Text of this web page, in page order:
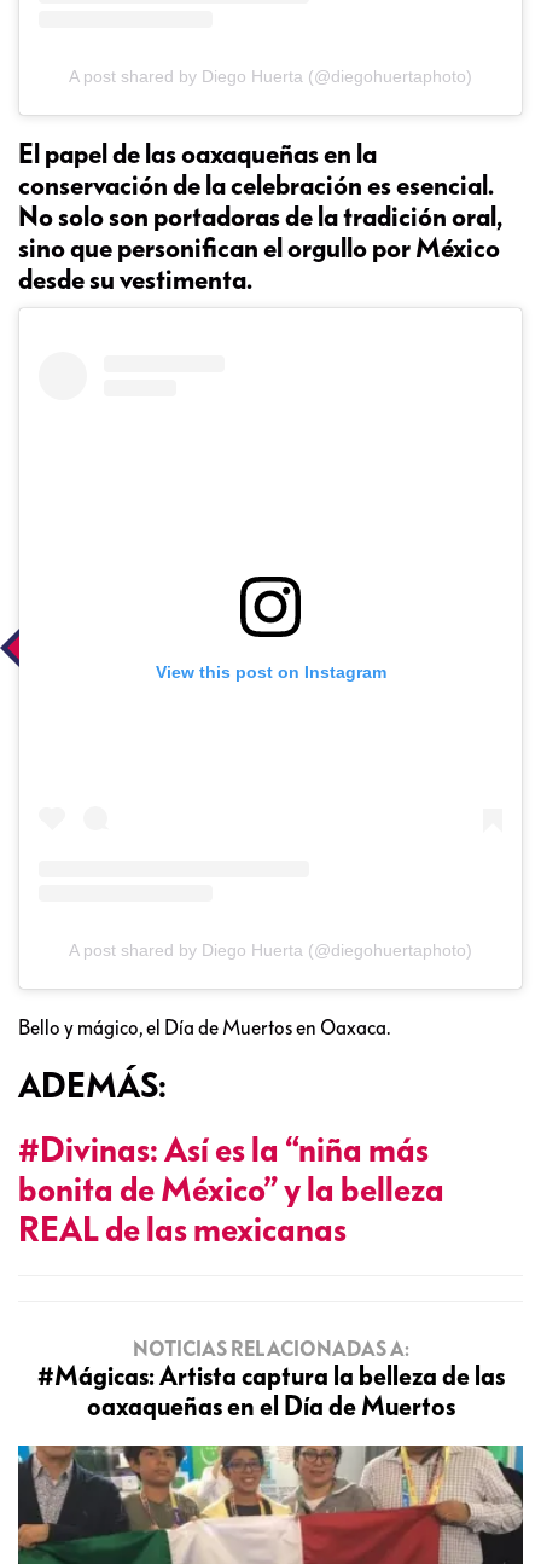
A post shared by Diego Huerta (@diegohuertaphoto)
El papel de las oaxaqueñas en la
conservación de la celebración es esencial.
No solo son portadoras de la tradición oral,
sino que personifican el orgullo por México
desde su vestimenta.
View this post on Instagram
A post shared by Diego Huerta (@diegohuertaphoto)
Bello y mágico, el Día de Muertos en Oaxaca.
ADEMÁS:
#Divinas: Así es la “niña más
bonita de México” y la belleza
REAL de las mexicanas
NOTICIAS RELACIONADAS A:
#Mágicas: Artista captura la belleza de las
oaxaqueñas en el Día de Muertos